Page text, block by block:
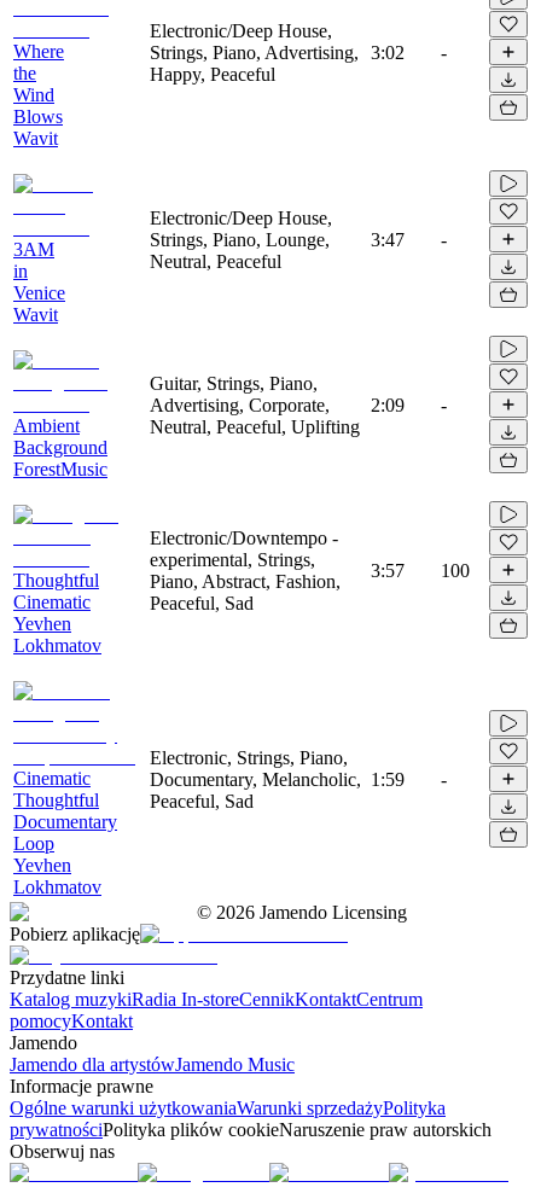
Where
the
Wind
Blows
Wavit
Electronic/Deep House,
Strings, Piano, Advertising,
Happy, Peaceful
3:02 -
3AM
in
Venice
Wavit
Electronic/Deep House,
Strings, Piano, Lounge,
Neutral, Peaceful
3:47 -
Ambient
Background
ForestMusic
Guitar, Strings, Piano,
Advertising, Corporate,
Neutral, Peaceful, Uplifting
2:09 -
Thoughtful
Cinematic
Yevhen
Lokhmatov
Electronic/Downtempo -
experimental, Strings,
Piano, Abstract, Fashion,
Peaceful, Sad
3:57 100
Cinematic
Thoughtful
Documentary
Loop
Yevhen
Lokhmatov
Electronic, Strings, Piano,
Documentary, Melancholic,
Peaceful, Sad
1:59 -
© 2026 Jamendo Licensing
Pobierz aplikację
Przydatne linki
Katalog muzykiRadia In-storeCennikKontaktCentrum
pomocyKontakt
Jamendo
Jamendo dla artystówJamendo Music
Informacje prawne
Ogólne warunki użytkowaniaWarunki sprzedażyPolityka
prywatnościPolityka plików cookieNaruszenie praw autorskich
Obserwuj nas